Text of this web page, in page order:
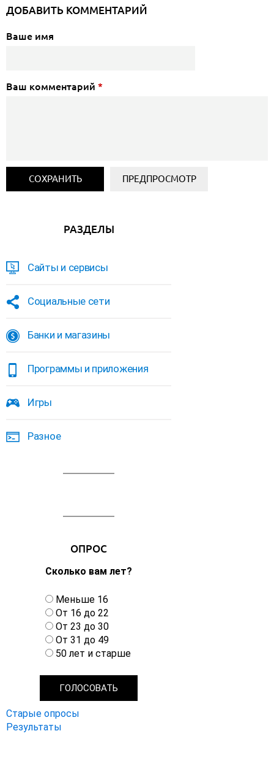
ДОБАВИТЬ КОММЕНТАРИЙ
Ваше имя
Ваш комментарий *
РАЗДЕЛЫ
Сайты и сервисы
Социальные сети
Банки и магазины
Программы и приложения
Игры
Разное
ОПРОС
Сколько вам лет?
В
а
р
и
а
Меньше 16
От 16 до 22
От 23 до 30
От 31 до 49
50 лет и старше
Старые опросы
Результаты